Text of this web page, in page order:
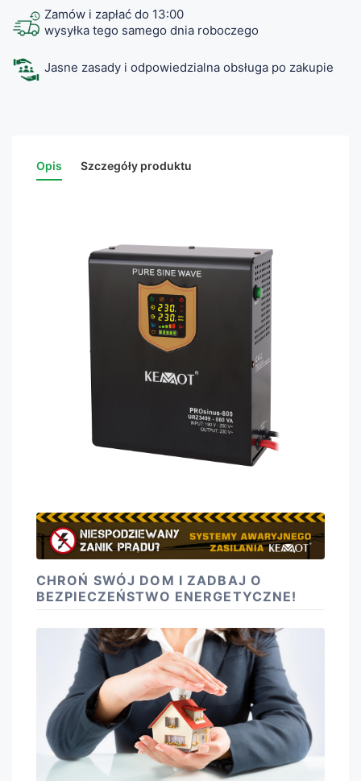
Zamów i zapłać do 13:00
wysyłka tego samego dnia roboczego
Jasne zasady i odpowiedzialna obsługa po zakupie
Opis Szczegóły produktu
CHROŃ SWÓJ DOM I ZADBAJ O
BEZPIECZEŃSTWO ENERGETYCZNE!